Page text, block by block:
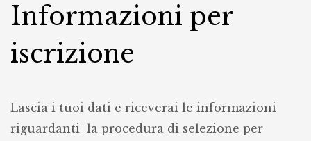
Informazioni per
iscrizione
Lascia i tuoi dati e riceverai le informazioni
riguardanti la procedura di selezione per